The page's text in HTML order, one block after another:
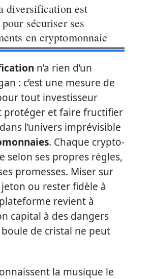
diversification est
sécuriser ses
en cryptomonnaie
n’a rien d’un
: c’est une mesure de
tout investisseur
protéger et faire fructifier
l’univers imprévisible
. Chaque crypto-
selon ses propres règles,
promesses. Miser sur
ou rester fidèle à
revient à
capital à des dangers
boule de cristal ne peut
la musique le